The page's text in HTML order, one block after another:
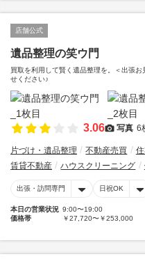
店舗公式
遺品整理の笑ウ門
買取を利用して賢く遺品整理を。＜出張
せください♪
3.06 写真 6
片づけ・遺品整理 不動産売買
賃貸不動産
ハウスクリーニング
出張・訪問専門 日祝OK
本日の営業状況 9:00〜19:00
価格帯
￥27,720〜￥253,000